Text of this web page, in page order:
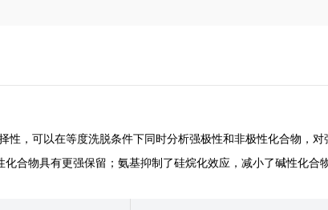
性，可以在等度洗脱条件下同时分析强极性和非极性化合物，
合物具有更强保留；氨基抑制了硅烷化效应，减小了碱性化合物